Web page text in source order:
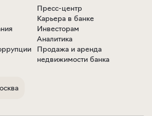
Пресс-центр
Карьера в банке
Инвесторам
Аналитика
Продажа и аренда
недвижимости банка